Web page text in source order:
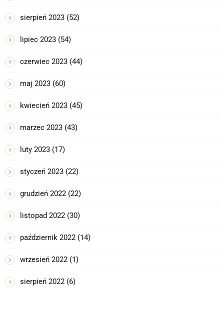
sierpień 2023 (52)
lipiec 2023 (54)
czerwiec 2023 (44)
maj 2023 (60)
kwiecień 2023 (45)
marzec 2023 (43)
luty 2023 (17)
styczeń 2023 (22)
grudzień 2022 (22)
listopad 2022 (30)
październik 2022 (14)
wrzesień 2022 (1)
sierpień 2022 (6)